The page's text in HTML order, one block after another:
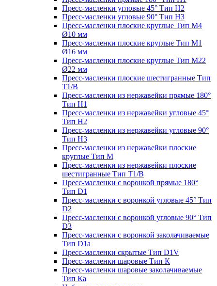
Пресс-масленки угловые 45° Тип H2
Пресс-масленки угловые 90° Тип H3
Пресс-масленки плоские круглые Тип M4
Ø10 мм
Пресс-масленки плоские круглые Тип M1
Ø16 мм
Пресс-масленки плоские круглые Тип M22
Ø22 мм
Пресс-масленки плоские шестигранные Тип
T1/B
Пресс-масленки из нержавейки прямые 180°
Тип H1
Пресс-масленки из нержавейки угловые 45°
Тип H2
Пресс-масленки из нержавейки угловые 90°
Тип H3
Пресс-масленки из нержавейки плоские
круглые Тип M
Пресс-масленки из нержавейки плоские
шестигранные Тип T1/B
Пресс-масленки с воронкой прямые 180°
Тип D1
Пресс-масленки с воронкой угловые 45° Тип
D2
Пресс-масленки с воронкой угловые 90° Тип
D3
Пресс-масленки с воронкой заколачиваемые
Тип D1a
Пресс-масленки скрытые Тип D1V
Пресс-масленки шаровые Тип К
Пресс-масленки шаровые заколачиваемые
Тип Кa